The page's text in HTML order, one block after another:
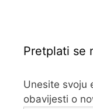
Pretplati se
Unesite svoju
obavijesti o